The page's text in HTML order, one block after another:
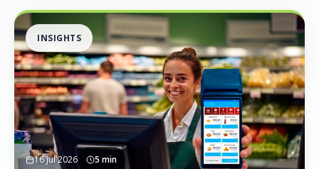
INSIGHTS
16 jul 2026 5 min